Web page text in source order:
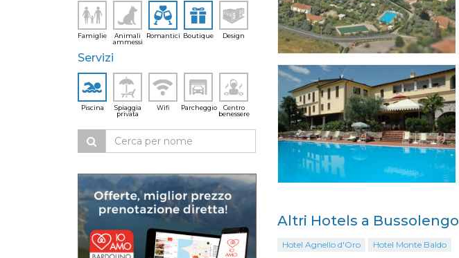
Famiglie
Animali
ammessi
Romantici Boutique Design
Servizi
Piscina
Spiaggia
privata
Wifi Parcheggio
Centro
benessere
Altri Hotels a Bussolengo
Hotel Agnello d'Oro Hotel Monte Baldo